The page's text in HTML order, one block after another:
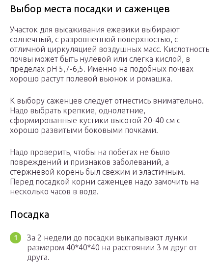
Выбор места посадки и саженцев
Участок для высаживания ежевики выбирают
солнечный, с разровненной поверхностью, с
отличной циркуляцией воздушных масс. Кислотность
почвы может быть нулевой или слегка кислой, в
пределах рН 5,7-6,5. Именно на подобных почвах
хорошо растут полевой вьюнок и ромашка.
К выбору саженцев следует отнестись внимательно.
Надо выбрать крепкие, однолетние,
сформированные кустики высотой 20-40 см с
хорошо развитыми боковыми почками.
Надо проверить, чтобы на побегах не было
повреждений и признаков заболеваний, а
стержневой корень был свежим и эластичным.
Перед посадкой корни саженцев надо замочить на
несколько часов в воде.
Посадка
За 2 недели до посадки выкапывают лунки
размером 40*40*40 на расстоянии 3 м друг от
друга.